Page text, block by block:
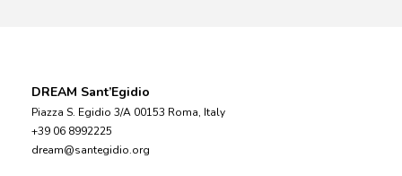
DREAM Sant’Egidio
Piazza S. Egidio 3/A 00153 Roma, Italy
+39 06 8992225
dream@santegidio.org